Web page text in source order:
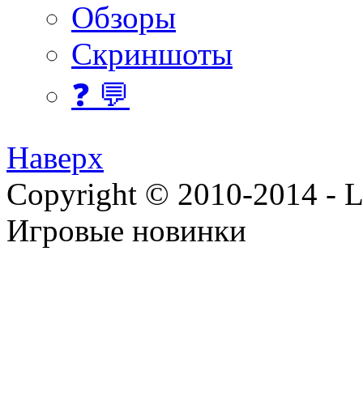
Обзоры
Скриншоты
❓ 💬
Наверх
Copyright © 2010-2014 -
Игровые новинки